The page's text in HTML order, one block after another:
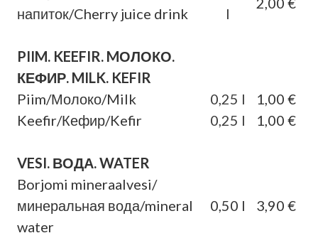
напиток/Cherry juice drink
l
PIIM. KEEFIR. MОЛОКО.
КЕФИР. MILK. KEFIR
Piim/Молоко/Milk
0,25 l
1,00 €
Keefir/Кефир/Kefir
0,25 l 1,00 €
VESI. ВОДА. WATER
Borjomi mineraalvesi/
минеральная вода/mineral
water
0,50 l 3,90 €